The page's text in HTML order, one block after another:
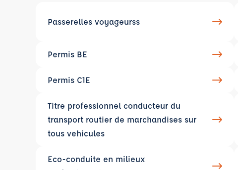
Passerelles voyageurss
Permis BE
Permis C1E
Titre professionnel conducteur du
transport routier de marchandises sur
tous vehicules
Eco-conduite en milieux